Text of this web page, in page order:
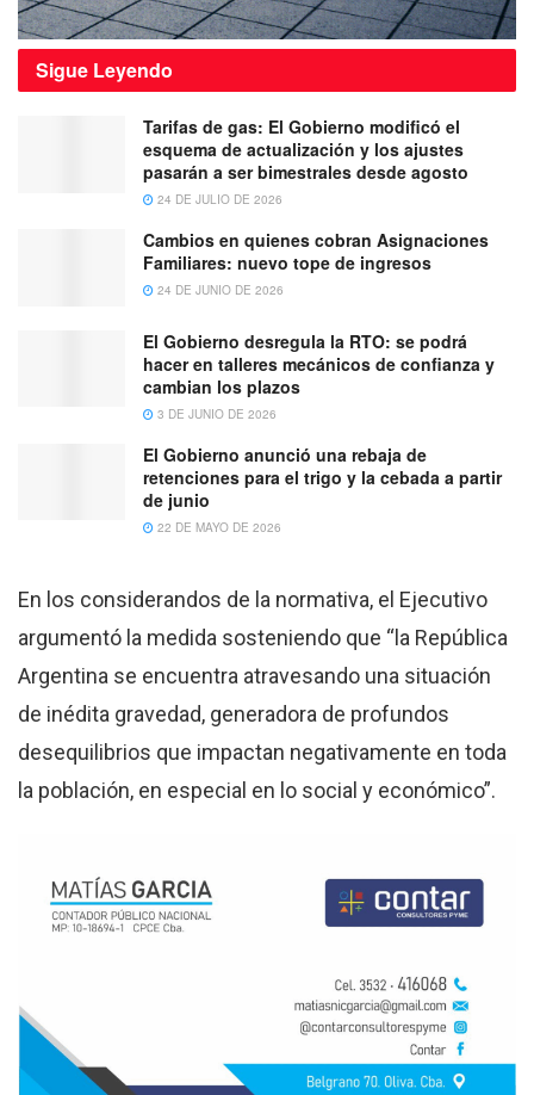
Sigue Leyendo
Tarifas de gas: El Gobierno modificó el
esquema de actualización y los ajustes
pasarán a ser bimestrales desde agosto
24 DE JULIO DE 2026
Cambios en quienes cobran Asignaciones
Familiares: nuevo tope de ingresos
24 DE JUNIO DE 2026
El Gobierno desregula la RTO: se podrá
hacer en talleres mecánicos de confianza y
cambian los plazos
3 DE JUNIO DE 2026
El Gobierno anunció una rebaja de
retenciones para el trigo y la cebada a partir
de junio
22 DE MAYO DE 2026
En los considerandos de la normativa, el Ejecutivo
argumentó la medida sosteniendo que “la República
Argentina se encuentra atravesando una situación
de inédita gravedad, generadora de profundos
desequilibrios que impactan negativamente en toda
la población, en especial en lo social y económico”.